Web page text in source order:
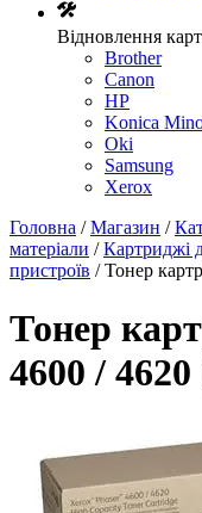
Відновлення
Brother
Canon
HP
Konica
Oki
Samsung
Xerox
Головна /Магазин /
матеріали /Картриджі
пристроїв / Тонер
Тонер
4600 /